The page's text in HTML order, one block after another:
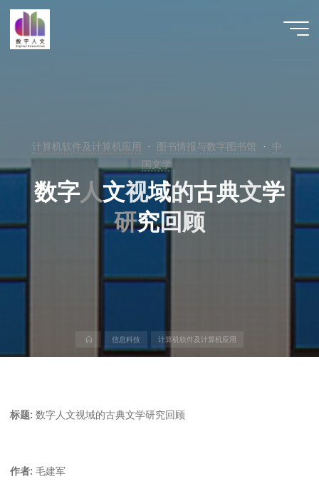
计算机软件及计算机应用 图书情报与数字图书馆
中
国文学
数字人
人文视域的古典文学
研
研究回顾
页
信息科技 计算机软件及计算机应用
标题: 数字人文视域的古典文学研究回顾
作者: 毛建军